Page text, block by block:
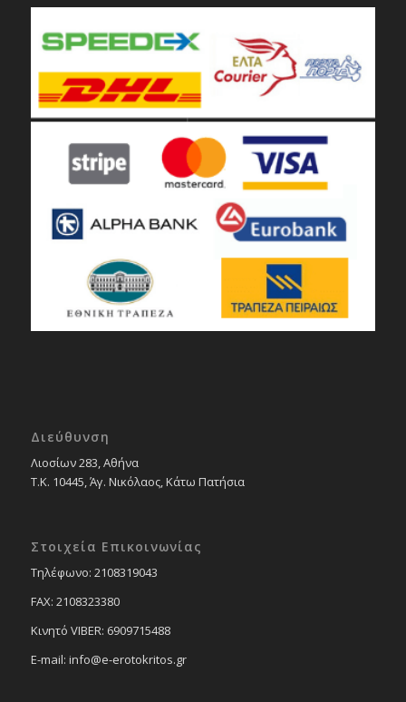
Διεύθυνση
Λιοσίων 283, Αθήνα
Τ.Κ. 10445, Άγ. Νικόλαος, Κάτω Πατήσια
Στοιχεία Επικοινωνίας
Tηλέφωνο: 2108319043
FAX: 2108323380
Κινητό VIBER: 6909715488
E-mail: info@e-erotokritos.gr